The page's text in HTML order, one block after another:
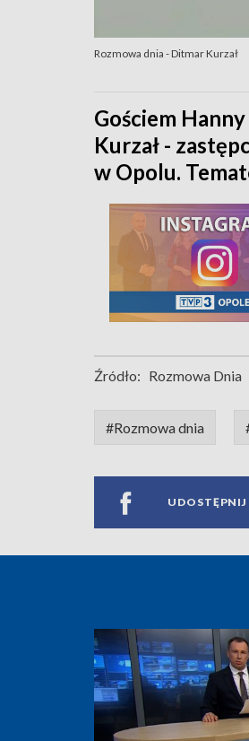
Rozmowa dnia - Ditmar Kurzał
Gościem
Kurzał -
w Opolu.
Źródło: Rozmowa Dnia
#Rozmowa dnia